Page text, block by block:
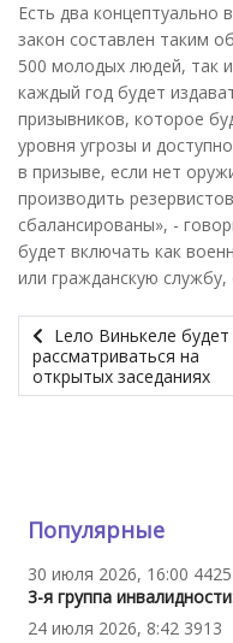
Есть два концептуально
закон составлен таким
500 молодых людей, так
каждый год будет
призывников, которое
уровня угрозы и
в призыве, если нет
производить
сбалансированы», -
будет включать как
или гражданскую
Lело Винькеле будет
рассматриваться на
открытых заседаниях
Популярные
30 июля 2026, 16:00
3-я группа
24 июля 2026, 8:42 3913